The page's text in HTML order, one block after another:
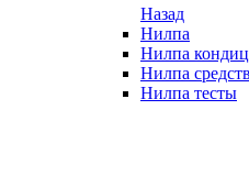
Назад
Нилпа
Нилпа
Нилпа
Нилпа тесты